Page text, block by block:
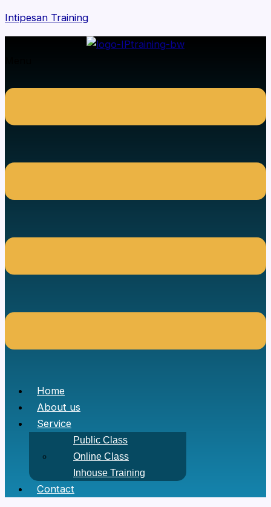
Intipesan Training
Home
About us
Service
Public Class
Online Class
Inhouse Training
Contact